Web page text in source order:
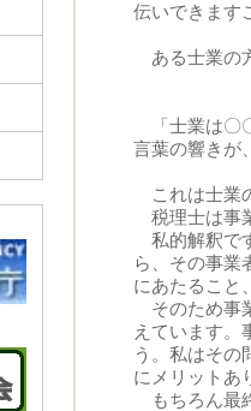
伝いできます
ある士業の
「士業は〇
言葉の響きが
これは士業
税理士は事
私的解釈で
ら、その事業
にあたること
そのため事
えています。
う。私はその
にメリットあ
もちろん最